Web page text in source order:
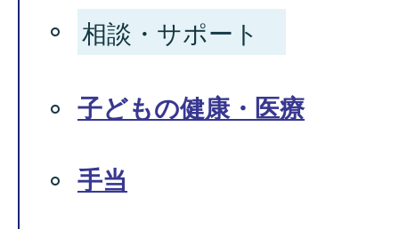
相談・サポート
子どもの健康・医療
手当